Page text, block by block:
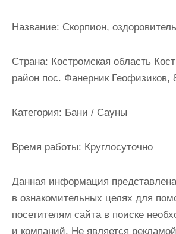
Название: Скорпион,
Страна: Костромская область
район пос. Фанерник Геофизиков,
Категория: Бани / Сауны
Время работы: Круглосуточно
Данная информация
в ознакомительных целях для
посетителям сайта в поиске
и компаний. Не является